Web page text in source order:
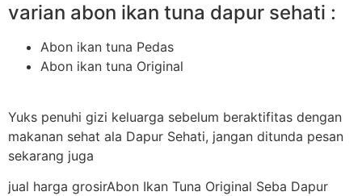
varian abon ikan tuna dapur sehati :
Abon ikan tuna Pedas
Abon ikan tuna Original
Yuks penuhi gizi keluarga sebelum beraktifitas dengan
makanan sehat ala Dapur Sehati, jangan ditunda pesan
sekarang juga
jual harga grosirAbon Ikan Tuna Original Seba Dapur